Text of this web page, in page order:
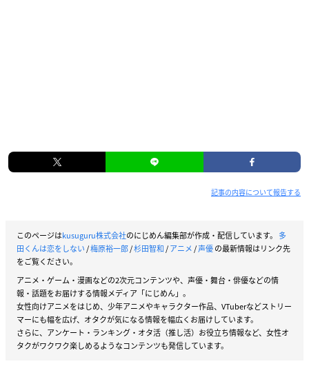
記事の内容について報告する
このページはkusuguru株式会社のにじめん編集部が作成・配信しています。 多
田くんは恋をしない/梅原裕一郎/杉田智和/アニメ/声優の最新情報はリンク先
をご覧ください。
アニメ・ゲーム・漫画などの2次元コンテンツや、声優・舞台・俳優などの情
報・話題をお届けする情報メディア「にじめん」。
女性向けアニメをはじめ、少年アニメやキャラクター作品、VTuberなどストリー
マーにも幅を広げ、オタクが気になる情報を幅広くお届けしています。
さらに、アンケート・ランキング・オタ活（推し活）お役立ち情報など、女性オ
タクがワクワク楽しめるようなコンテンツも発信しています。